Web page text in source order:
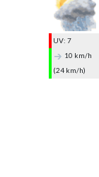
UV: 7
10 km/h
(24 km/h)